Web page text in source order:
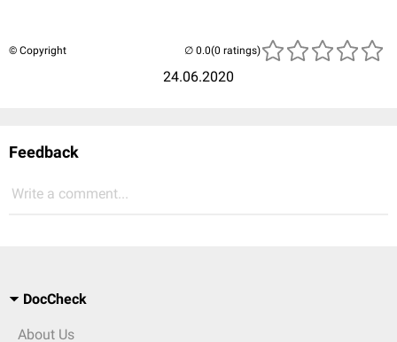
© Copyright
24.06.2020
(0 ratings)
Feedback
Write a comment...
DocCheck
About Us